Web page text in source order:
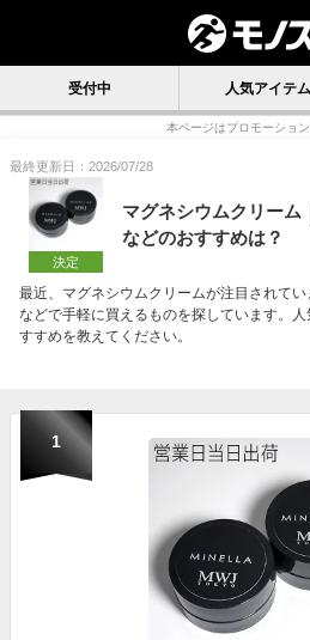
受付中 人気アイテム
本ページはプロモーショ
最終更新日：2026/07/28
決定
マグネシウムクリーム
などのおすすめは？
最近、マグネシウムクリームが注目されて
などで手軽に買えるものを探しています。
すすめを教えてください。
1